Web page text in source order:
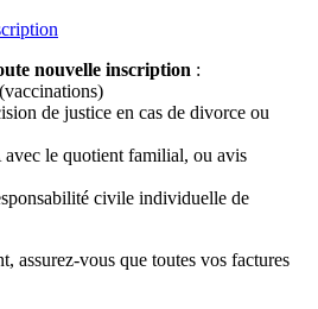
nouvelle inscription :
de justice en cas de divorce ou
le quotient familial, ou avis
civile individuelle de
assurez-vous que toutes vos factures